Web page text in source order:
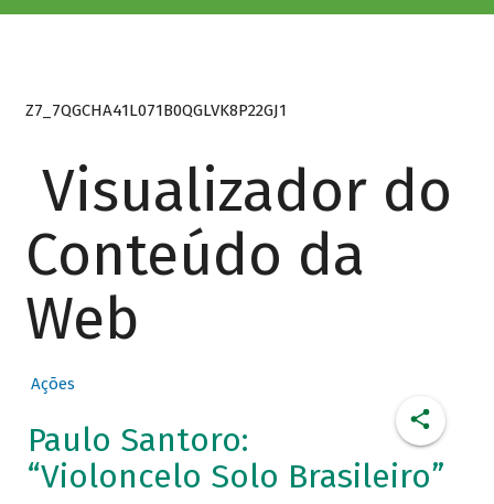
Z7_7QGCHA41L071B0QGLVK8P22GJ1
Visualizador do
Conteúdo da
Web
Ações
Paulo Santoro:
“Violoncelo Solo Brasileiro”